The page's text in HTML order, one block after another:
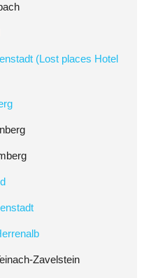
(Lost places Hotel
Zavelstein